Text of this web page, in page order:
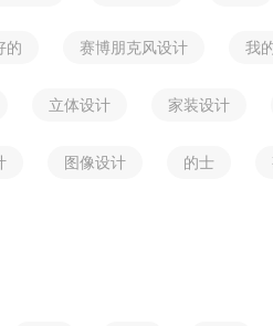
的 赛博朋克风设计 我
立体设计 家装设计
图像设计 的士